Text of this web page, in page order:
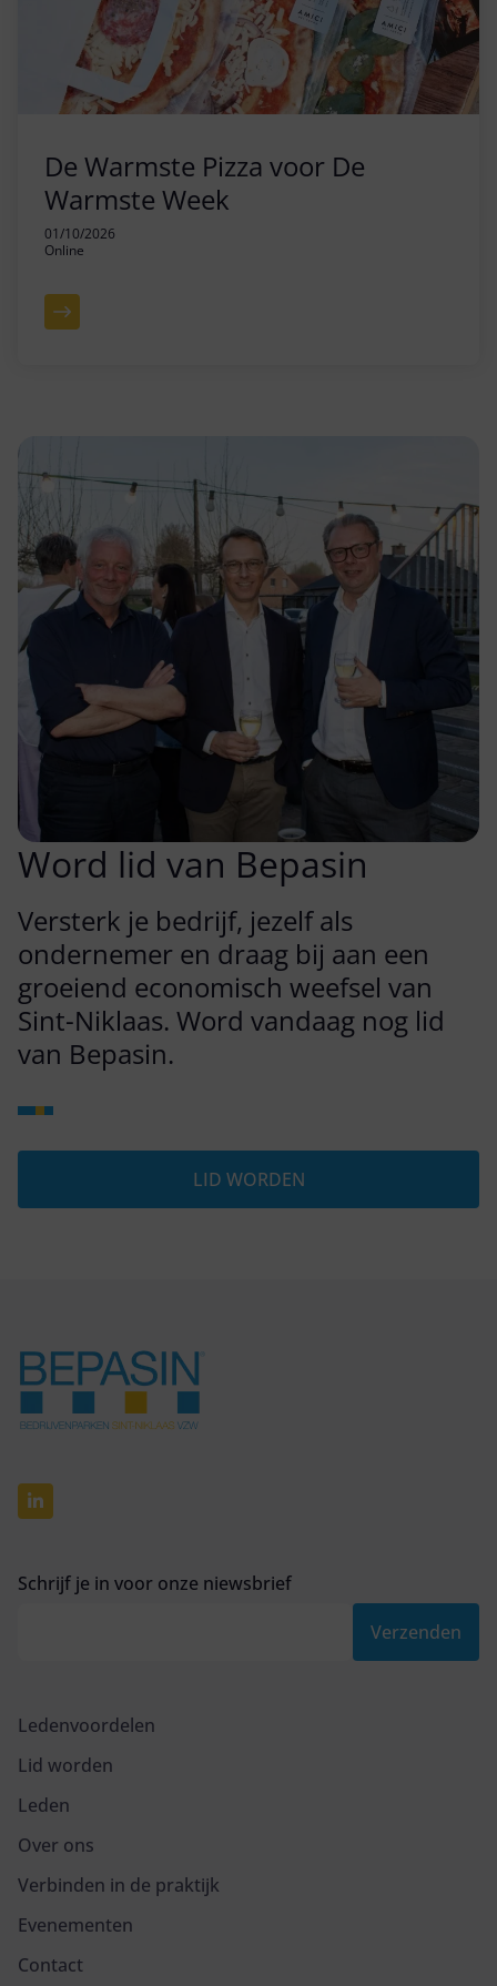
De Warmste Pizza voor De
Warmste Week
01/10/2026
Online
Word lid van Bepasin
Versterk je bedrijf, jezelf als
ondernemer en draag bij aan een
groeiend economisch weefsel van
Sint-Niklaas. Word vandaag nog lid
van Bepasin.
LID WORDEN
Schrijf je in voor onze niewsbrief
Verzenden
Ledenvoordelen
Lid worden
Leden
Over ons
Verbinden in de praktijk
Evenementen
Contact